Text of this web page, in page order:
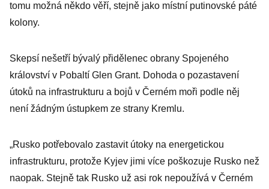
tomu možná někdo věří, stejně jako místní putinovské páté
kolony.
Skepsí nešetří bývalý přidělenec obrany Spojeného
království v Pobaltí Glen Grant. Dohoda o pozastavení
útoků na infrastrukturu a bojů v Černém moři podle něj
není žádným ústupkem ze strany Kremlu.
„Rusko potřebovalo zastavit útoky na energetickou
infrastrukturu, protože Kyjev jimi více poškozuje Rusko než
naopak. Stejně tak Rusko už asi rok nepoužívá v Černém